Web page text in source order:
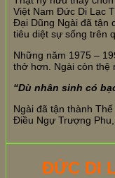
Việt Nam Đức Di Lạc
Đại Dũng Ngài đã tận
tiêu diệt sự sống trên
Những năm 1975 –
thở hơn. Ngài còn thệ
“Dù nhân sinh có
Ngài đã tận thành
Điều Ngự Trượng
ĐỨC DI